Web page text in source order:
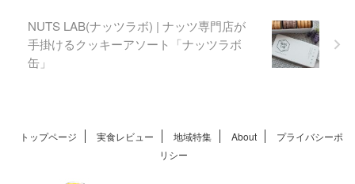
NUTS LAB(ナッツラボ) | ナッツ専門店が
手掛けるクッキーアソート「ナッツラボ
缶」
トップページ 実食レビュー 地域特集 About
プライバシーポ
リシー